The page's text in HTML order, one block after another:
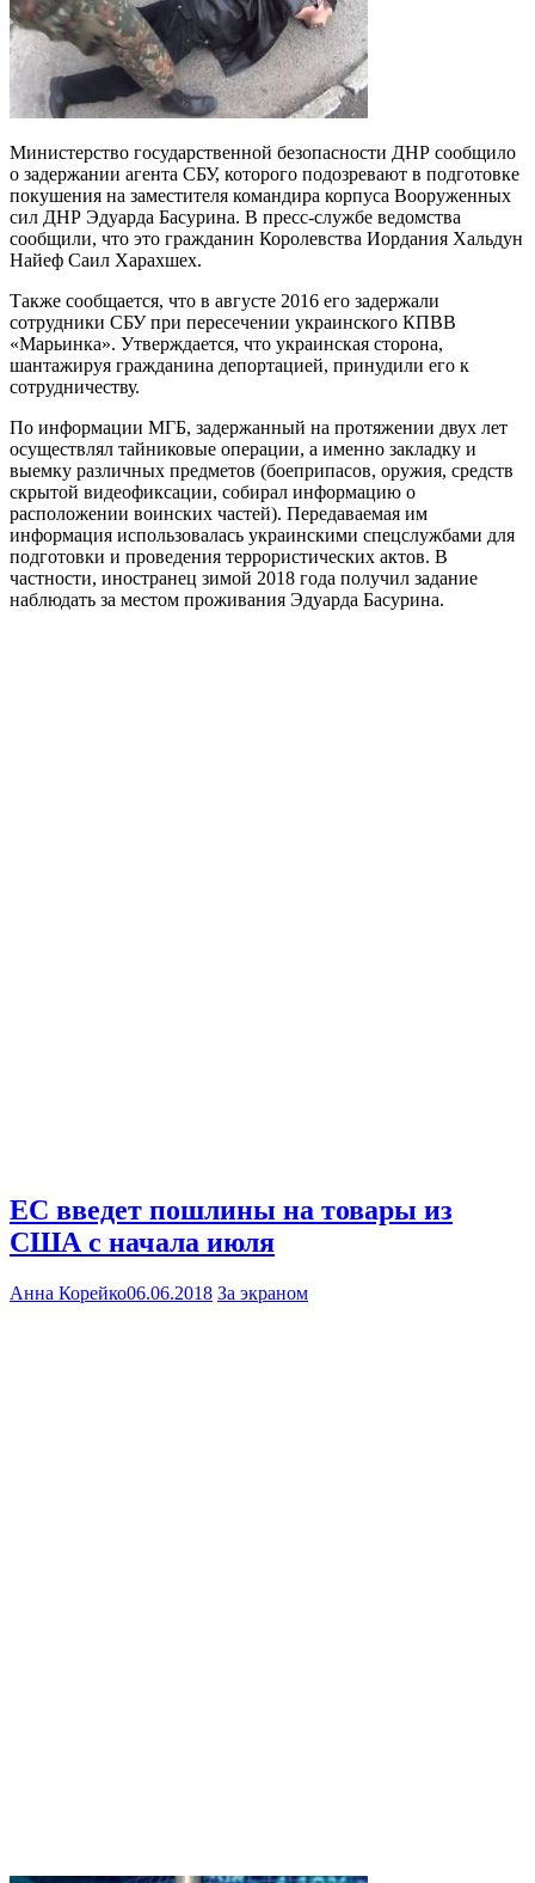
Министерство государственной безопасности ДНР сообщило
о задержании агента СБУ, которого подозревают в подготовке
покушения на заместителя командира корпуса Вооруженных
сил ДНР Эдуарда Басурина. В пресс-службе ведомства
сообщили, что это гражданин Королевства Иордания Хальдун
Найеф Саил Харахшех.
Также сообщается, что в августе 2016 его задержали
сотрудники СБУ при пересечении украинского КПВВ
«Марьинка». Утверждается, что украинская сторона,
шантажируя гражданина депортацией, принудили его к
сотрудничеству.
По информации МГБ, задержанный на протяжении двух лет
осуществлял тайниковые операции, а именно закладку и
выемку различных предметов (боеприпасов, оружия, средств
скрытой видеофиксации, собирал информацию о
расположении воинских частей). Передаваемая им
информация использовалась украинскими спецслужбами для
подготовки и проведения террористических актов. В
частности, иностранец зимой 2018 года получил задание
наблюдать за местом проживания Эдуарда Басурина.
ЕС введет пошлины на товары из
США с начала июля
Анна Корейко06.06.2018 За экраном